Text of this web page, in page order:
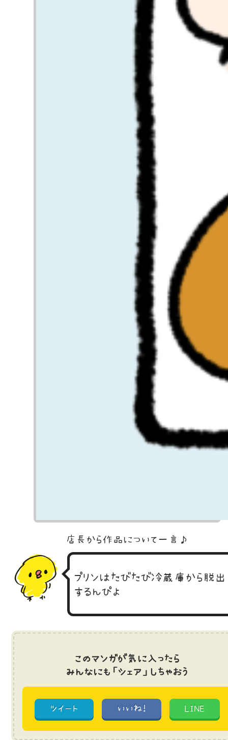
店長から作品に ついて一言♪
プリンはたびたび冷蔵庫から脱出
するんぴよ
このマンガが気に入ったら
みんなにも「シェア」しちゃおう
ツイート いいね! LINE